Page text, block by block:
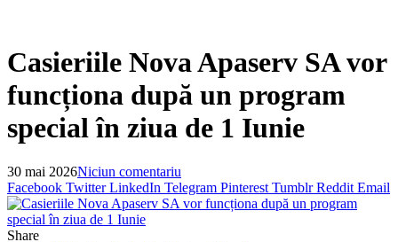
Casieriile Nova Apaserv SA vor
funcționa după un program
special în ziua de 1 Iunie
30 mai 2026Niciun comentariu
Facebook Twitter LinkedIn Telegram Pinterest Tumblr Reddit Email
Share